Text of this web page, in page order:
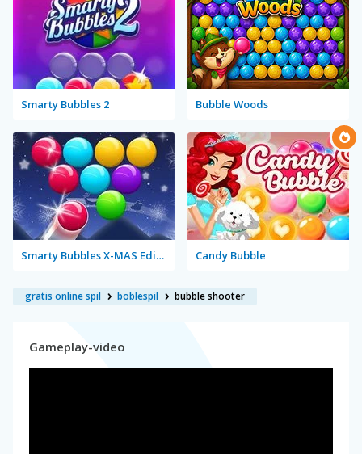
Smarty Bubbles 2 Bubble Woods
Smarty Bubbles X-MAS Edition Candy Bubble
gratis online spil boblespil bubble shooter
Gameplay-video